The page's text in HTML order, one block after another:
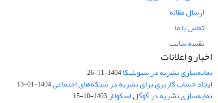
ارسال مقاله
تماس با ما
نقشه سایت
اخبار و اعلانات
نمایه‌سازی نشریه در سیویلیکا1404-11-26
ایجاد حساب کاربری برای نشریه در شبکه‌های اجتماعی1404-01-13
نمایه‌سازی نشریه در گوگل اسکولار 1403-10-15